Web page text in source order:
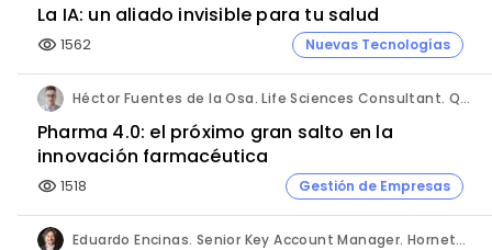
La IA: un aliado invisible para tu salud
visibility 1562 Nuevas Tecnologías
Héctor Fuentes de la Osa. Life Sciences Consultant. QbD Group.
Pharma 4.0: el próximo gran salto en la
innovación farmacéutica
visibility 1518 Gestión de Empresas
Eduardo Encinas. Senior Key Account Manager. Hornetsecurity en Iberia.